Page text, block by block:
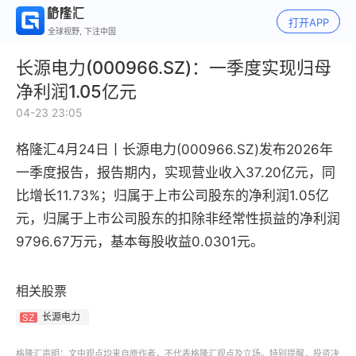
全球视野, 下注中国
打开APP
长源电力(000966.SZ)：一季度实现归母
净利润1.05亿元
04-23 23:05
格隆汇4月24日丨 长源电力(000966.SZ)发布2026年
一季度报告，报告期内，实现营业收入37.20亿元，同
比增长11.73%；归属于上市公司股东的净利润1.05亿
元，归属于上市公司股东的扣除非经常性损益的净利润
9796.67万元，基本每股收益0.0301元。
相关股票
SZ 长源电力
格隆汇声明：文中观点均来自原作者，不代表格隆汇观点及立场。特别提醒，投资决